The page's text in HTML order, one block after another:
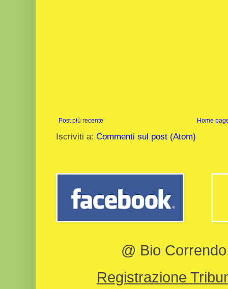
Post più recente Home
Iscriviti a: Commenti sul post (Atom)
@ Bio
Registrazione